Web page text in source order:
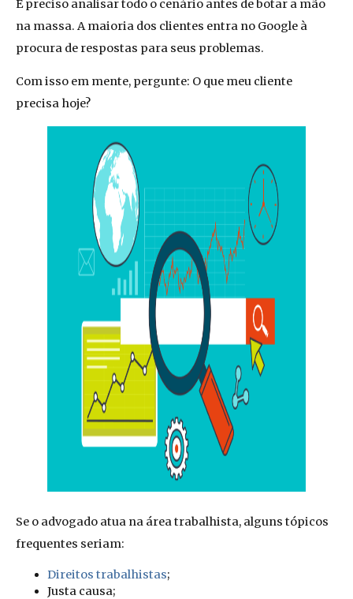
É preciso analisar todo o cenário antes de botar a mão
na massa. A maioria dos clientes entra no Google à
procura de respostas para seus problemas.
Com isso em mente, pergunte: O que meu cliente
precisa hoje?
Se o advogado atua na área trabalhista, alguns tópicos
frequentes seriam:
Direitos trabalhistas;
Justa causa;